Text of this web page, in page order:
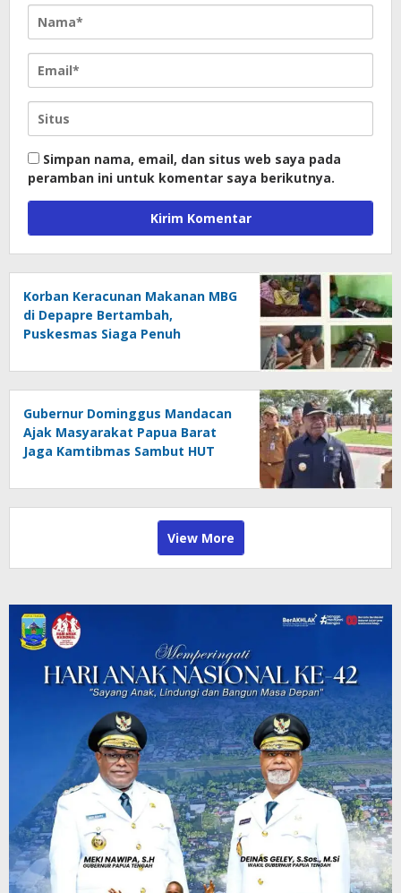
Simpan nama, email, dan situs web saya pada
peramban ini untuk komentar saya berikutnya.
Korban Keracunan Makanan MBG
di Depapre Bertambah,
Puskesmas Siaga Penuh
Gubernur Dominggus Mandacan
Ajak Masyarakat Papua Barat
Jaga Kamtibmas Sambut HUT
View More